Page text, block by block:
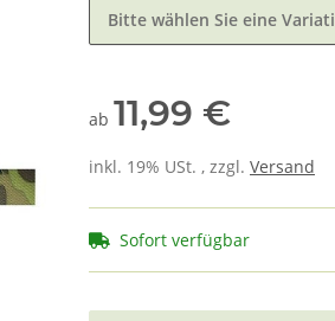
Bitte wählen Sie eine
ab 11,99 €
inkl. 19% USt. , zzgl. Versand
Sofort verfügbar